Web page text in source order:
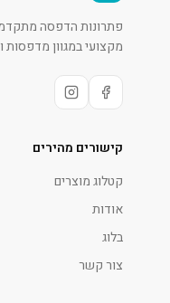
פתרונות הדפסה
מקצועי במגוון מדפסות
קישורים מהירים
קטלוג מוצרים
אודות
בלוג
צור קשר